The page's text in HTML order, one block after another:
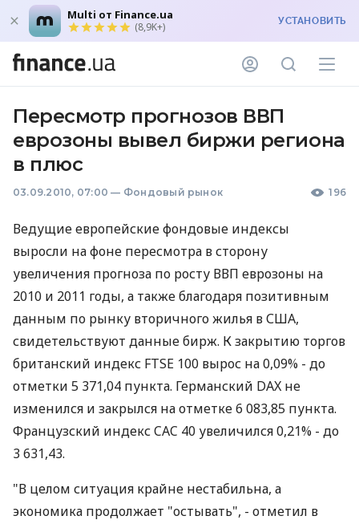
Multi от Finance.ua
(8,9K+) УСТАНОВИТЬ
Пересмотр прогнозов ВВП
еврозоны вывел биржи региона
в плюс
03.09.2010, 07:00 — Фондовый рынок 196
Ведущие европейские фондовые индексы
выросли на фоне пересмотра в сторону
увеличения прогноза по росту ВВП еврозоны на
2010 и 2011 годы, а также благодаря позитивным
данным по рынку вторичного жилья в США,
свидетельствуют данные бирж. К закрытию торгов
британский индекс FTSE 100 вырос на 0,09% - до
отметки 5 371,04 пункта. Германский DAX не
изменился и закрылся на отметке 6 083,85 пункта.
Французский индекс CAC 40 увеличился 0,21% - до
3 631,43.
"В целом ситуация крайне нестабильна, а
экономика продолжает "остывать", - отметил в